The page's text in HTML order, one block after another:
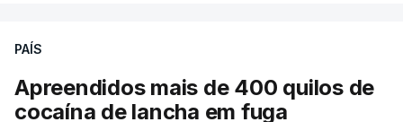
PAÍS
Apreendidos mais de 400 quilos de
cocaína de lancha em fuga